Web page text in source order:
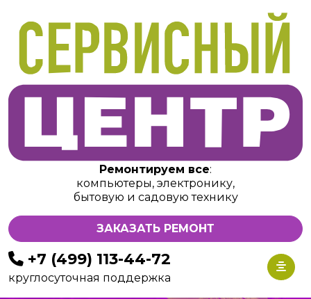
Ремонтируем все:
компьютеры, электронику,
бытовую и садовую технику
ЗАКАЗАТЬ РЕМОНТ
+7 (499) 113-44-72
круглосуточная поддержка